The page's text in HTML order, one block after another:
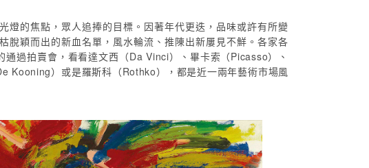
燈的焦點，眾人追捧的目標。因著年代更迭，品味或許有所變
脫穎而出的新血名單，風水輪流、推陳出新屢見不鮮。各家各
過拍賣會，看看達文西（Da Vinci）、畢卡索（Picasso）、
Kooning）或是羅斯科（Rothko），都是近一兩年藝術市場風